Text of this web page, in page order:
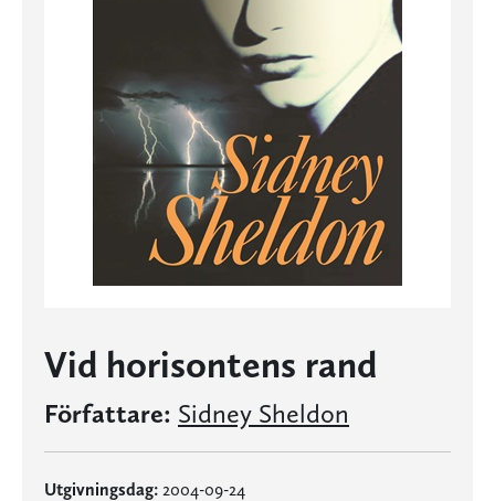
Vid horisontens rand
Författare: Sidney Sheldon
Utgivningsdag: 2004-09-24